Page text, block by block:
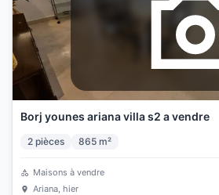
Borj younes ariana villa s2 a vendre
2 pièces 865 m²
Maisons à vendre
Ariana, hier